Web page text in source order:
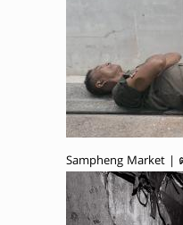
Sampheng Market |